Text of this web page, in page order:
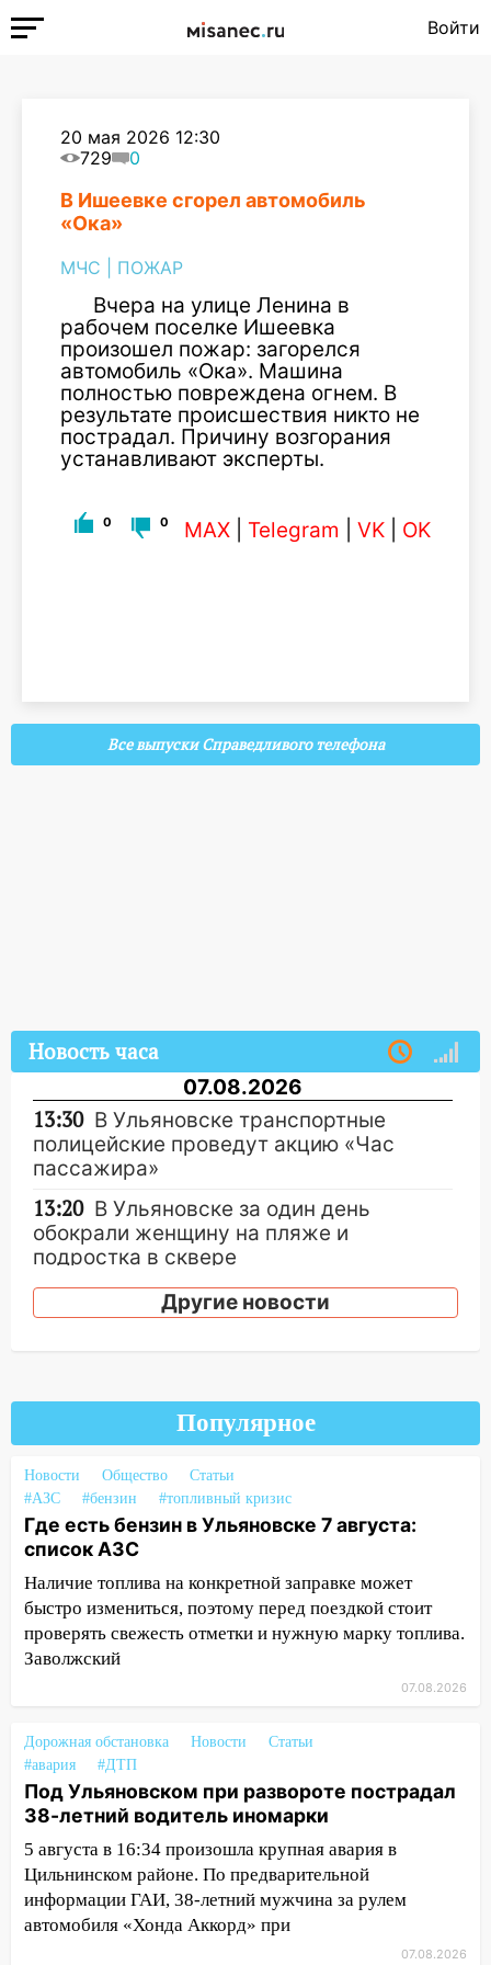
Войти
20 мая 2026 12:30
729
0
В Ишеевке сгорел автомобиль
«Ока»
МЧС ПОЖАР
Вчера на улице Ленина в
рабочем поселке Ишеевка
произошел пожар: загорелся
автомобиль «Ока». Машина
полностью повреждена огнем. В
результате происшествия никто не
пострадал. Причину возгорания
устанавливают эксперты.
0 0 MAX Telegram VK OK
Все выпуски Справедливого телефона
Новость часа
07.08.2026
13:30 В Ульяновске транспортные
полицейские проведут акцию «Час
пассажира»
13:20 В Ульяновске за один день
обокрали женщину на пляже и
подростка в сквере
13:01
В Димитровграде мужчина
выбросил из машины страйкбольную
надвигается сильнейшая непогода: град
и шквал до 27 м/с
12:31
Ульяновец хотел купить иномарку
из Европы и потерял 760 тысяч рублей
12:20 В Чердаклинском районе
столкнулись «Лада» и Chevrolet:
пострадал 14-летний подросток
12:00 Где есть бензин в Ульяновске 7
августа: список АЗС
приговор
11:38 В Ленинском районе пожар
полностью уничтожил дачный дом и
сарай
11:38 В Госдуме предложили отменить
ЕГЭ с 2027 года
11:25 В Ульяновске ИИ будет выявлять
Другие новости
Популярное
Новости Общество
Статьи
#АЗС
#бензин #топливный кризис
Где есть бензин в Ульяновске 7 августа:
список АЗС
Наличие топлива на конкретной заправке может
быстро измениться, поэтому перед поездкой стоит
проверять свежесть отметки и нужную марку топлива.
Заволжский
07.08.2026
Дорожная обстановка Новости
Статьи
#авария
#ДТП
Под Ульяновском при развороте пострадал
38-летний водитель иномарки
5 августа в 16:34 произошла крупная авария в
Цильнинском районе. По предварительной
информации ГАИ, 38-летний мужчина за рулем
автомобиля «Хонда Аккорд» при
07.08.2026